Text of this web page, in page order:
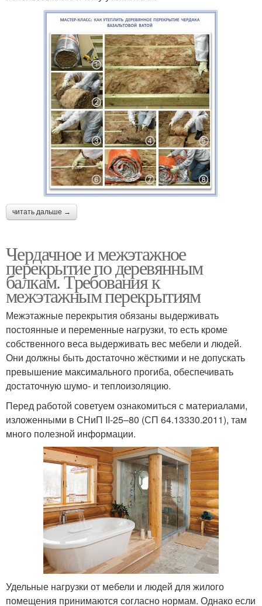
читать дальше →
Чердачное и межэтажное
перекрытие по деревянным
балкам. Требования к
межэтажным перекрытиям
Межэтажные перекрытия обязаны выдерживать
постоянные и переменные нагрузки, то есть кроме
собственного веса выдерживать вес мебели и людей.
Они должны быть достаточно жёсткими и не допускать
превышение максимального прогиба, обеспечивать
достаточную шумо- и теплоизоляцию.
Перед работой советуем ознакомиться с материалами,
изложенными в СНиП II-25–80 (СП 64.13330.2011), там
много полезной информации.
Удельные нагрузки от мебели и людей для жилого
помещения принимаются согласно нормам. Однако если